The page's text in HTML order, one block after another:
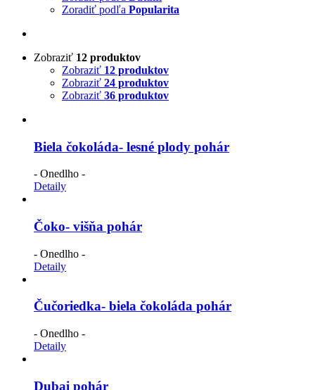
Zoradiť podľa Popularita
Zobraziť 12 produktov
Zobraziť 12 produktov
Zobraziť 24 produktov
Zobraziť 36 produktov
Biela čokoláda- lesné plody pohár
- Onedlho -
Detaily
Čoko- višňa pohár
- Onedlho -
Detaily
Čučoriedka- biela čokoláda pohár
- Onedlho -
Detaily
Dubai pohár